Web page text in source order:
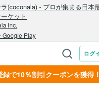
録で10％割引クーポンを獲得！